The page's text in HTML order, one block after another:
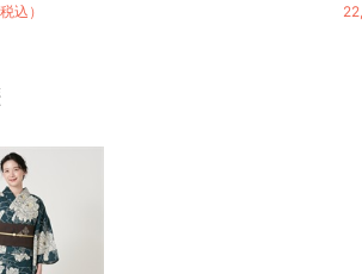
込）